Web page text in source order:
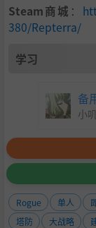
1963年，探险家
岛屿，它被磁异
物。长期的圈
到了1990年代
地球上游荡，
成了不适宜居
如今，人类面临
员，你的任务是
居铺平道路。人
特色
Steam商城 ：
380/Repterra/
学习
备
小
Rogue 单人
塔防
大战略